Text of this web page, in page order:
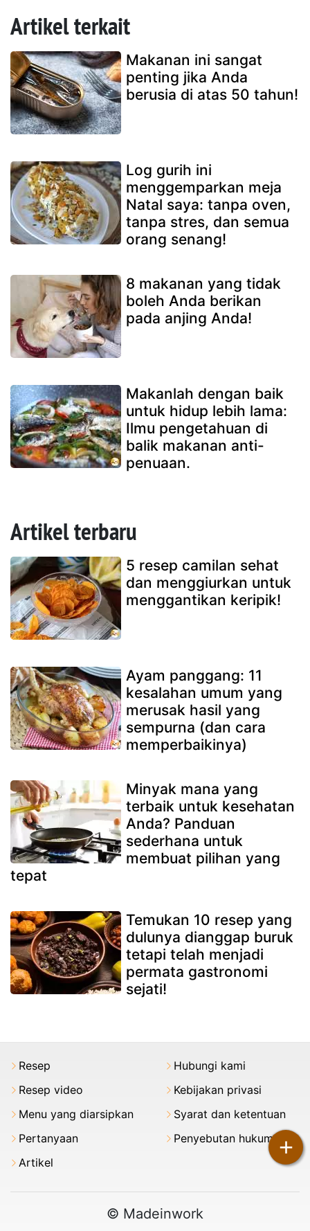
Artikel terkait
Makanan ini sangat
penting jika Anda
berusia di atas 50 tahun!
Log gurih ini
menggemparkan meja
Natal saya: tanpa oven,
tanpa stres, dan semua
orang senang!
8 makanan yang tidak
boleh Anda berikan
pada anjing Anda!
Makanlah dengan baik
untuk hidup lebih lama:
Ilmu pengetahuan di
balik makanan anti-
penuaan.
Artikel terbaru
5 resep camilan sehat
dan menggiurkan untuk
menggantikan keripik!
Ayam panggang: 11
kesalahan umum yang
merusak hasil yang
sempurna (dan cara
memperbaikinya)
Minyak mana yang
terbaik untuk kesehatan
Anda? Panduan
sederhana untuk
membuat pilihan yang
tepat
Temukan 10 resep yang
dulunya dianggap buruk
tetapi telah menjadi
permata gastronomi
sejati!
+
Resep
Resep video
Menu yang diarsipkan
Pertanyaan
Artikel
Hubungi kami
Kebijakan privasi
Syarat dan ketentuan
Penyebutan hukum
© Madeinwork